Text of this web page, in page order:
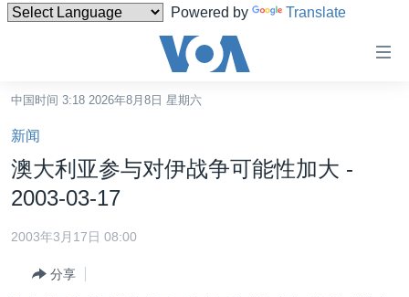
Powered by Translate
碍
链
接
跳
转
内
国际
中国时间 3:18 2026年8月8日 星期六
新闻
澳大利亚参与对伊战争可能性加大 -
2003-03-17
2003年3月17日 08:00
分享